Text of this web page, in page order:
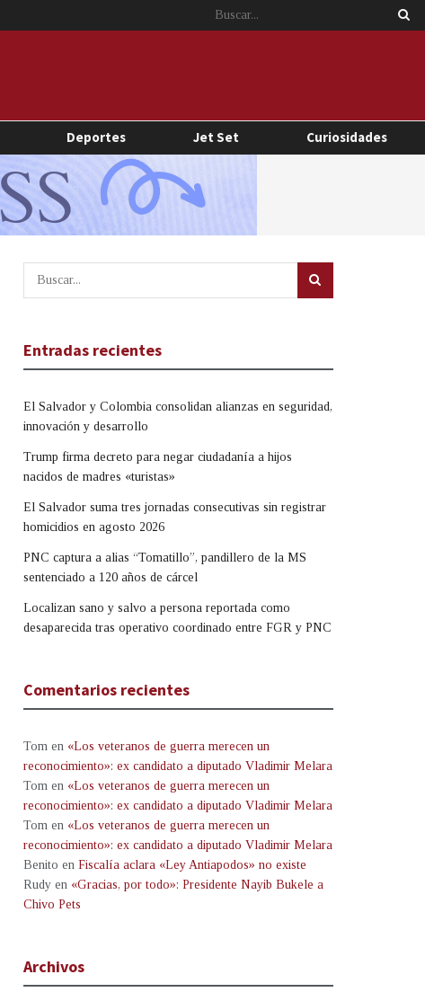
Deportes Jet Set Curiosidades
Entradas recientes
El Salvador y Colombia consolidan alianzas en seguridad,
innovación y desarrollo
Trump firma decreto para negar ciudadanía a hijos
nacidos de madres «turistas»
El Salvador suma tres jornadas consecutivas sin registrar
homicidios en agosto 2026
PNC captura a alias “Tomatillo”, pandillero de la MS
sentenciado a 120 años de cárcel
Localizan sano y salvo a persona reportada como
desaparecida tras operativo coordinado entre FGR y PNC
Comentarios recientes
Tom en «Los veteranos de guerra merecen un
reconocimiento»: ex candidato a diputado Vladimir Melara
Tom en «Los veteranos de guerra merecen un
reconocimiento»: ex candidato a diputado Vladimir Melara
Tom en «Los veteranos de guerra merecen un
reconocimiento»: ex candidato a diputado Vladimir Melara
Benito en Fiscalía aclara «Ley Antiapodos» no existe
Rudy en «Gracias, por todo»: Presidente Nayib Bukele a
Chivo Pets
Archivos